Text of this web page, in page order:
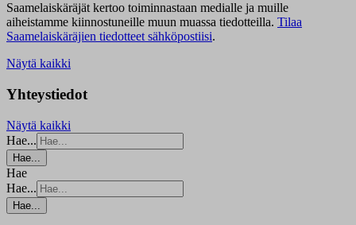
Saamelaiskäräjät kertoo toiminnastaan medialle ja muille
aiheistamme kiinnostuneille muun muassa tiedotteilla. Tilaa
Saamelaiskäräjien tiedotteet sähköpostiisi.
Näytä kaikki
Yhteystiedot
Näytä kaikki
Hae...
Hae...
Hae
Hae...
Hae...